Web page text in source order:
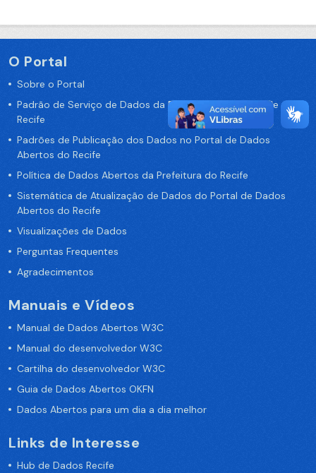
O Portal
Sobre o Portal
Padrão de Serviço de Dados da Prefeitura da Cidade de
Recife
Padrões de Publicação dos Dados no Portal de Dados
Abertos do Recife
Política de Dados Abertos da Prefeitura do Recife
Sistemática de Atualização de Dados do Portal de Dados
Abertos do Recife
Visualizações de Dados
Perguntas Frequentes
Agradecimentos
Manuais e Vídeos
Manual de Dados Abertos W3C
Manual do desenvolvedor W3C
Cartilha do desenvolvedor W3C
Guia de Dados Abertos OKFN
Dados Abertos para um dia a dia melhor
Links de Interesse
Hub de Dados Recife